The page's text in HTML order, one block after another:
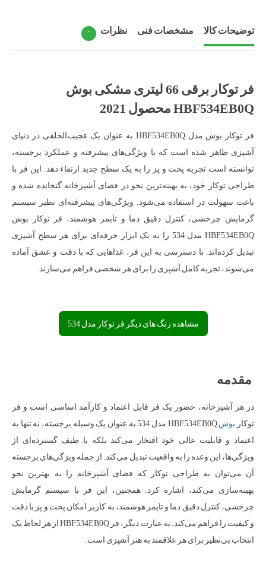
توضیحات کالا مشخصات فنی نظرات ۰
فر توکار برقی 66 لیتری مشکی بوش
HBF534EB0Q محصول 2021
فر توکار بوش مدل HBF534EB0Q به عنوان یک عجیب‌الخلقی در دنیای
آشپزی ظاهر شده است که با ویژگی‌های پیشرفته و عملکرد برجسته،
توانسته است تجربه پخت و پز را به یک سطح جدید ارتقاء دهد. این فر با
طراحی توکار خود، به بهینه‌ترین نحو در فضای آشپزخانه گنجانده شده و
باعث سهولت در استفاده می‌شود. ویژگی‌های پیشرفته‌ای نظیر سیستم
گرمایش چرخشی، کنترل دقیق دما و تایمر هوشمند، فر توکار بوش
HBF534EB0Q مدل 534 را به یک ابزار حرفه‌ای برای هر سطح آشپزی
تبدیل کرده‌اند. با دسترسی به این فر، غذاهایی که با دقت و عشق آماده
می‌شوند، تجربه کامل آشپزی را برای هر شخصی فراهم می‌سازند.
مشاهده رنگ های دیگر فر توکار مدل 534
مقدمه
در هر آشپزخانه، حضور یک فر قابل اعتماد و کارآمد اساسی است و فر
توکار بوش
HBF534EB0Q مدل 534 به عنوان یک وسیله برجسته، نه تنها به
اعتماد و قابلیت عالی خود افتخار می‌کند بلکه با طیف گسترده‌ای از
ویژگی‌ها، این وعده را به واقعیت تبدیل می‌کند. از جمله ویژگی‌های برجسته
آن می‌توان به طراحی توکار که فضای آشپزخانه را به بهترین نحو
بهینه‌سازی می‌کند، اشاره کرد. همچنین، این فر با سیستم گرمایش
چرخشی، کنترل دقیق دما و تایمر هوشمند، به کاربر امکان پخت و پز با دقت
و کیفیت را فراهم می‌کند. به عبارت دیگر، فر HBF534EB0Q از هر لحاظ یک
انتخاب بی‌نظیر برای هر علاقمند به هنر آشپزی است.